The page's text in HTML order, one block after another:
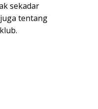
sekadar
tentang